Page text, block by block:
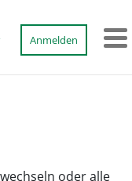
Anmelden
oder alle